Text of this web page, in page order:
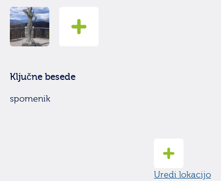
Ključne besede
spomenik
Uredi lokacijo